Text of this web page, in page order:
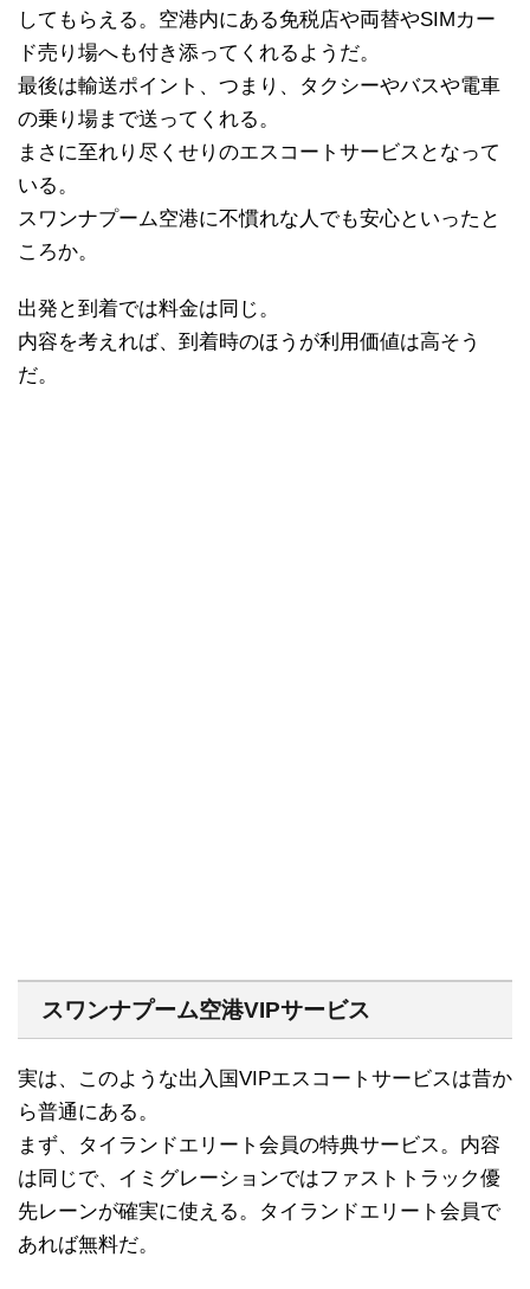
してもらえる。空港内にある免税店や両替やSIMカー
ド売り場へも付き添ってくれるようだ。
最後は輸送ポイント、つまり、タクシーやバスや電車
の乗り場まで送ってくれる。
まさに至れり尽くせりのエスコートサービスとなって
いる。
スワンナプーム空港に不慣れな人でも安心といったと
ころか。
出発と到着では料金は同じ。
内容を考えれば、到着時のほうが利用価値は高そう
だ。
スワンナプーム空港VIPサービス
実は、このような出入国VIPエスコートサービスは昔か
ら普通にある。
まず、タイランドエリート会員の特典サービス。内容
は同じで、イミグレーションではファストトラック優
先レーンが確実に使える。タイランドエリート会員で
あれば無料だ。